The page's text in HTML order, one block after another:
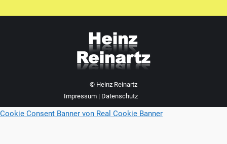
© Heinz Reinartz
Impressum | Datenschutz
Cookie Consent Banner von Real Cookie Banner